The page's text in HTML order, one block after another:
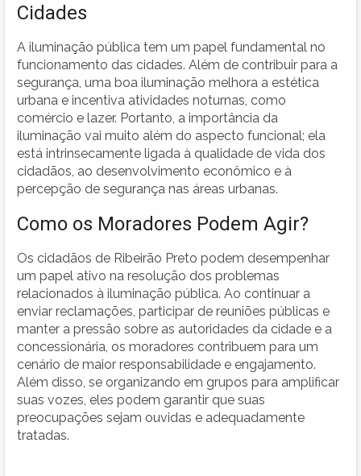
Cidades
A iluminação pública tem um papel fundamental no
funcionamento das cidades. Além de contribuir para a
segurança, uma boa iluminação melhora a estética
urbana e incentiva atividades noturnas, como
comércio e lazer. Portanto, a importância da
iluminação vai muito além do aspecto funcional; ela
está intrinsecamente ligada à qualidade de vida dos
cidadãos, ao desenvolvimento econômico e à
percepção de segurança nas áreas urbanas.
Como os Moradores Podem Agir?
Os cidadãos de Ribeirão Preto podem desempenhar
um papel ativo na resolução dos problemas
relacionados à iluminação pública. Ao continuar a
enviar reclamações, participar de reuniões públicas e
manter a pressão sobre as autoridades da cidade e a
concessionária, os moradores contribuem para um
cenário de maior responsabilidade e engajamento.
Além disso, se organizando em grupos para amplificar
suas vozes, eles podem garantir que suas
preocupações sejam ouvidas e adequadamente
tratadas.